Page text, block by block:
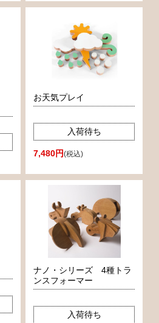
お天気プレイ
入荷待ち
7,480円(税込)
ナノ・シリーズ 4種トラ
ンスフォーマー
入荷待ち